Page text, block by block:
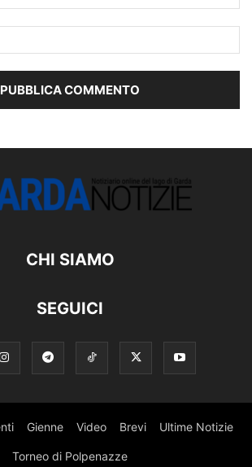
CHI SIAMO
SEGUICI
Gienne Video Brevi Ultime Notizie
Torneo di Polpenazze